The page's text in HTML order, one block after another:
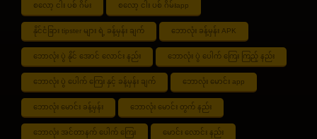
စလော့ ငါး ပစ် ဂိမ်း စလော့ ငါး ပစ် ဂိမ်းapp
နိုင်ငံခြား tipster များ ရဲ့ ခန့်မှန်း ချက် ဘောလုံး ခန့်မှန်း APK
ဘောလုံး ပွဲ နိုင် အောင် လောင်း နည်း ဘောလုံး ပွဲ ပေါက် ကြေး ကြည့် နည်း
ဘောလုံး ပွဲ ပေါက် ကြေး နှင့် ခန့်မှန်း ချက် ဘောလုံး မောင်း app
ဘောလုံး မောင်း ခန့်မှန်း ဘောလုံး မောင်း တွက် နည်း
ဘောလုံး အင်တာနက် ပေါက် ကြေး မောင်း လောင်း နည်း